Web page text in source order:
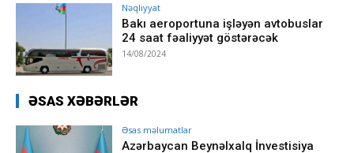
Nəqliyyat
Bakı aeroportuna işləyən avtobuslar
24 saat fəaliyyət göstərəcək
14/08/2024
ƏSAS XƏBƏRLƏR
Əsas məlumatlar
Azərbaycan Beynəlxalq İnvestisiya